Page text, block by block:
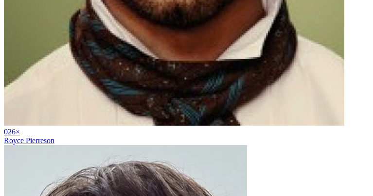
026×
Royce Pierreson